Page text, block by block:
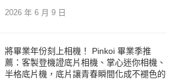
2026 年 6 月 9 日
將畢業年份刻上相機！ Pinkoi 畢業季推
薦：客製登機證底片相機、掌心迷你相機、
半格底片機，底片讓青春瞬間化成不褪色的